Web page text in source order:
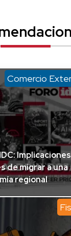
Comercio
Implicaciones
de migrar a una
regional